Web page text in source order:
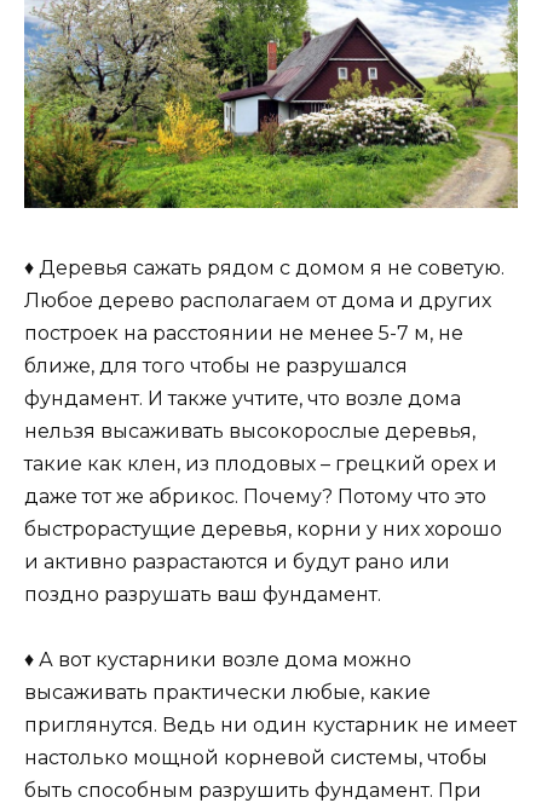
♦ Деревья сажать рядом с домом я не советую.
Любое дерево располагаем от дома и других
построек на расстоянии не менее 5-7 м, не
ближе, для того чтобы не разрушался
фундамент. И также учтите, что возле дома
нельзя высаживать высокорослые деревья,
такие как клен, из плодовых – грецкий орех и
даже тот же абрикос. Почему? Потому что это
быстрорастущие деревья, корни у них хорошо
и активно разрастаются и будут рано или
поздно разрушать ваш фундамент.
♦ А вот кустарники возле дома можно
высаживать практически любые, какие
приглянутся. Ведь ни один кустарник не имеет
настолько мощной корневой системы, чтобы
быть способным разрушить фундамент. При